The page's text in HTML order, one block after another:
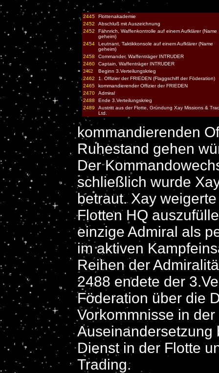
2445
Flottenakademie
2452
Abschluß mit Auszeichnung
2452
Fähnrich, Waffenkontrolle auf einem Aufklärer (Name
geheim)
2454
Leutnant, Taktikkonsole auf einem Aufklärer (Name
geheim)
2458
Commander, Waffenträger INTRUDER
2460
Captain, Waffenträger INTRUDER
2462
Beginn 3.Verteilungskrieg
2462
1. Offizier der FRIEDEN (Flaggschiff der Föderation)
2465
kommandierender Offizier der FRIEDEN
2470
Admiral
2488
Ende 3.Verteilungskrieg
2489
Austritt aus der Flotte, Gründung Xay Missions &
Ltd.
kommandierenden
Ruhestand gehen
Der
schließlich wurde
betraut. Xay
Flotten HQ
einzige Admiral als
im aktiven
Reihen der
2488 endete der
Föderation über die
Vorkommnisse in
Auseinandersetzung
Dienst in der Flotte
Trading.